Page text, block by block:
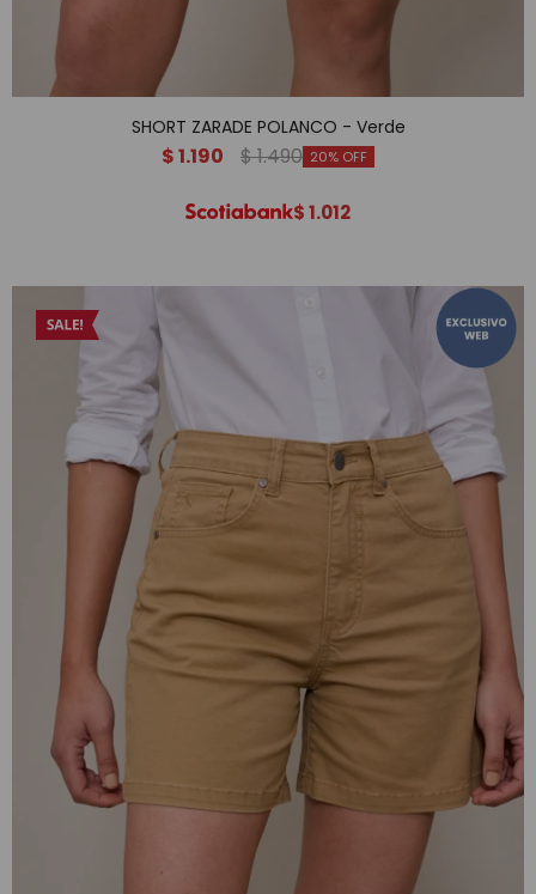
SHORT ZARADE POLANCO - Verde
$1.190 $1.490 20
$1.012